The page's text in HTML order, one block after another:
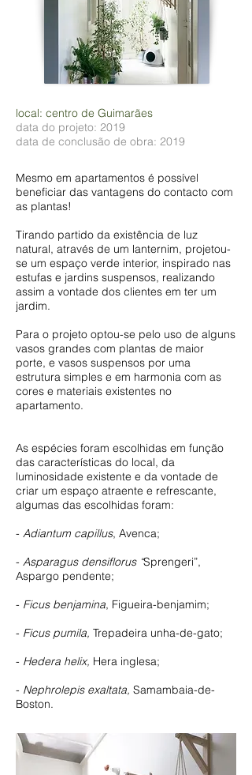
local: centro de Guimarães
data do projeto: 2019
data de conclusão de obra: 2019
Mesmo em apartamentos é possível
beneficiar das vantagens do contacto com
as plantas!
Tirando partido da existência de luz
natural, através de um lanternim, projetou-
se um espaço verde interior, inspirado nas
estufas e jardins suspensos, realizando
assim a vontade dos clientes em ter um
jardim.
Para o projeto optou-se pelo uso de alguns
vasos grandes com plantas de maior
porte, e vasos suspensos por uma
estrutura simples e em harmonia com as
cores e materiais existentes no
apartamento.
As espécies foram escolhidas em função
das características do local, da
luminosidade existente e da vontade de
criar um espaço atraente e refrescante,
algumas das escolhidas foram:
- Adiantum capillus, Avenca;
- Asparagus densiflorus “Sprengeri”,
Aspargo pendente;
- Ficus benjamina, Figueira-benjamim;
- Ficus pumila, Trepadeira unha-de-gato;
- Hedera helix, Hera inglesa;
- Nephrolepis exaltata, Samambaia-de-
Boston.